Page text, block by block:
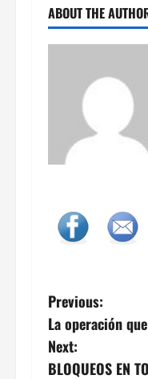
ABOUT THE
P
o
Previous:
La operación
Next:
BLOQUEOS EN